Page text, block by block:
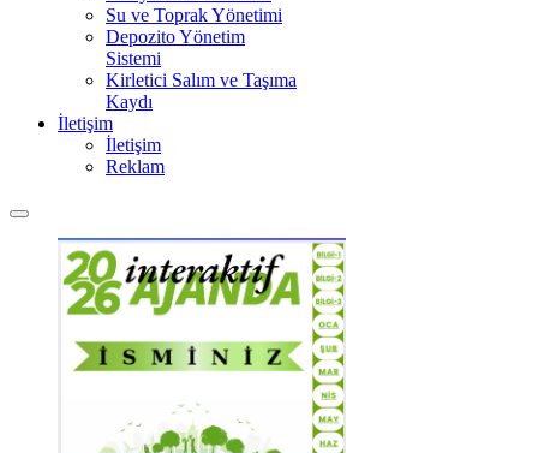
Su ve Toprak Yönetimi
Depozito Yönetim
Sistemi
Kirletici Salım ve Taşıma
Kaydı
İletişim
İletişim
Reklam